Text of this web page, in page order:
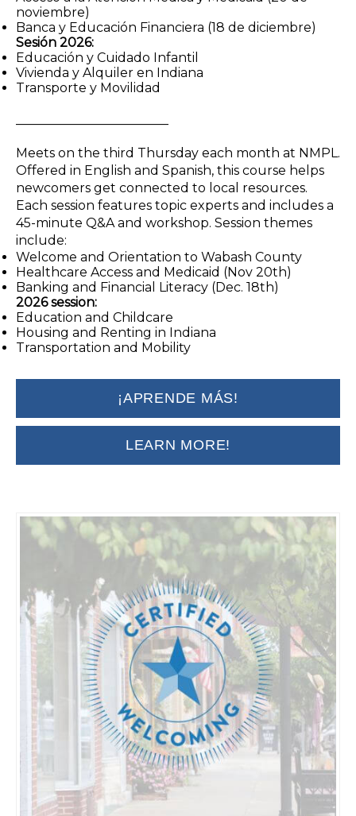
noviembre)
Banca y Educación Financiera (18 de diciembre)
Sesión 2026:
Educación y Cuidado Infantil
Vivienda y Alquiler en Indiana
Transporte y Movilidad
Meets on the third Thursday each month at NMPL.
Offered in English and Spanish, this course helps
newcomers get connected to local resources.
Each session features topic experts and includes a
45-minute Q&A and workshop. Session themes
include:
Welcome and Orientation to Wabash County
Healthcare Access and Medicaid (Nov 20th)
Banking and Financial Literacy (Dec. 18th)
2026 session:
Education and Childcare
Housing and Renting in Indiana
Transportation and Mobility
¡APRENDE MÁS!
LEARN MORE!